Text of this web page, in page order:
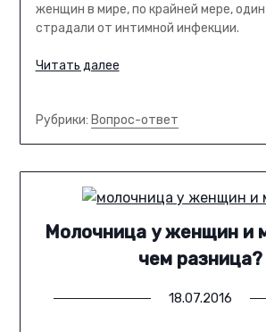
женщин в мире, по крайней мере,
страдали от интимной инфекции.
Читать далее
Рубрики: Вопрос-ответ
Молочница у женщин и
чем разница?
18.07.2016